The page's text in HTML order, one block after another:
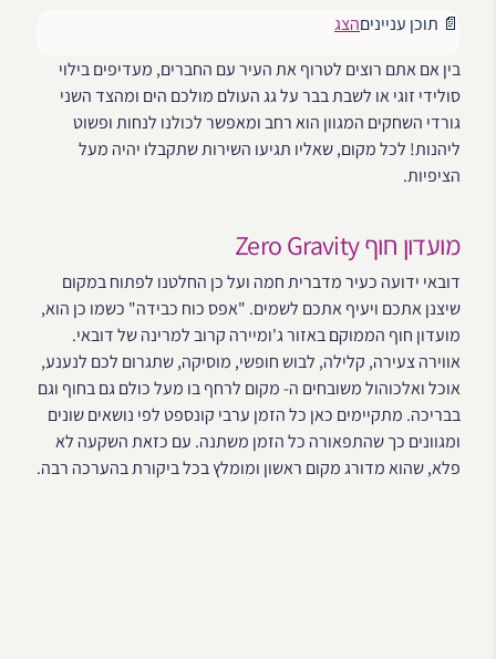
📄 תוכן ענייניםהצג
בין אם אתם רוצים לטרוף את העיר עם החברים, מעדיפים בילוי
סולידי זוגי או לשבת בבר על גג העולם מולכם הים ומהצד השני
גורדי השחקים המגוון הוא רחב ומאפשר לכולנו לנחות ופשוט
ליהנות! לכל מקום, שאליו תגיעו השירות שתקבלו יהיה מעל
הציפיות.
מועדון חוף Zero Gravity
דובאי ידועה כעיר מדברית חמה ועל כן החלטנו לפתוח במקום
שיצנן אתכם ויעיף אתכם לשמים. "אפס כוח כבידה" כשמו כן הוא,
מועדון חוף הממוקם באזור ג'ומיירה קרוב למרינה של דובאי.
אווירה צעירה, קלילה, לבוש חופשי, מוסיקה, שתגרום לכם לנענע,
אוכל ואלכוהול משובחים ה- מקום לרחף בו מעל כולם גם בחוף וגם
בבריכה. מתקיימים כאן כל הזמן ערבי קונספט לפי נושאים שונים
ומגוונים כך שהתפאורה כל הזמן משתנה. עם כזאת השקעה לא
פלא, שהוא מדורג מקום ראשון ומומלץ בכל ביקורת בהערכה רבה.